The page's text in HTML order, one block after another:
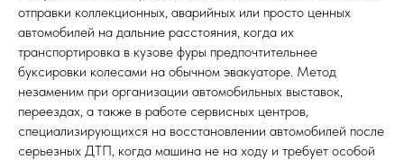
отправки коллекционных, аварийных или просто ценных
автомобилей на дальние расстояния, когда их
транспортировка в кузове фуры предпочтительнее
буксировки колесами на обычном эвакуаторе. Метод
незаменим при организации автомобильных выставок,
переездах, а также в работе сервисных центров,
специализирующихся на восстановлении автомобилей после
серьезных ДТП, когда машина не на ходу и требует особой